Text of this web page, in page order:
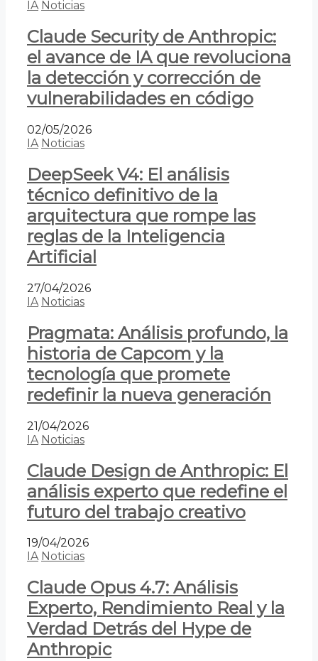
IA Noticias
Claude Security de Anthropic:
el avance de IA que revoluciona
la detección y corrección de
vulnerabilidades en código
02/05/2026
IA Noticias
DeepSeek V4: El análisis
técnico definitivo de la
arquitectura que rompe las
reglas de la Inteligencia
Artificial
27/04/2026
IA Noticias
Pragmata: Análisis profundo, la
historia de Capcom y la
tecnología que promete
redefinir la nueva generación
21/04/2026
IA Noticias
Claude Design de Anthropic: El
análisis experto que redefine el
futuro del trabajo creativo
19/04/2026
IA Noticias
Claude Opus 4.7: Análisis
Experto, Rendimiento Real y la
Verdad Detrás del Hype de
Anthropic